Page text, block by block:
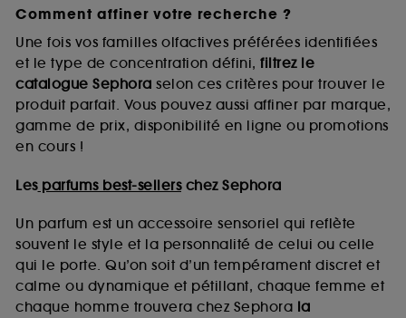
Comment affiner votre recherche ?
Une fois vos familles olfactives préférées identifiées
et le type de concentration défini, filtrez le
catalogue Sephora selon ces critères pour trouver le
produit parfait. Vous pouvez aussi affiner par marque,
gamme de prix, disponibilité en ligne ou promotions
en cours !
Lesparfums best-sellerschez Sephora
Un parfum est un accessoire sensoriel qui reflète
souvent le style et la personnalité de celui ou celle
qui le porte. Qu’on soit d’un tempérament discret et
calme ou dynamique et pétillant, chaque femme et
chaque homme trouvera chez Sephora la